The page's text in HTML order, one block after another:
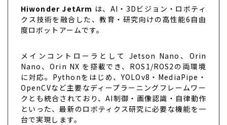
Hiwonder JetArm は、AI・3Dビジョン・ロボティ
クス技術を融合した、教育・研究向けの高性能6自由
度ロボットアームです。
メインコントローラとして Jetson Nano、Orin
Nano、Orin NX を搭載でき、ROS1/ROS2の両環境
に対応。Pythonをはじめ、YOLOv8・MediaPipe・
OpenCVなど主要なディープラーニングフレームワー
クとも統合されており、AI制御・画像認識・自律動作
といった、最新のロボティクス研究に必要な機能を一
台で実現します。